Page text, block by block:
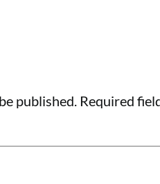
published. Required